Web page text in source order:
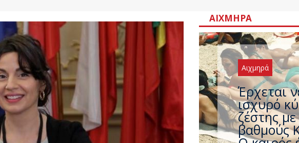
ΑΙΧΜΗΡΆ
Αιχμηρά
Άφαντος
που η
καίγεται